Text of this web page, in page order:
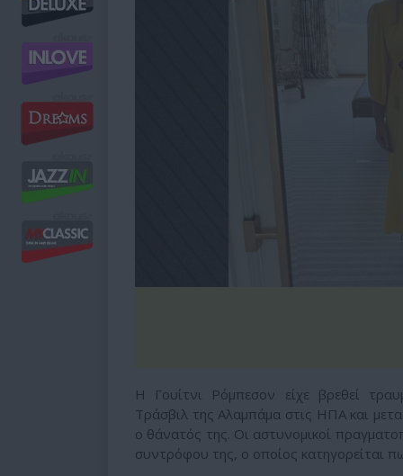
Η Γουίτνι Ρόμπεσον είχε βρεθεί
Τράσβιλ της Αλαμπάμα στις ΗΠΑ και
ο θάνατός της. Οι αστυνομικοί
συντρόφου της, ο οποίος κατηγορείται